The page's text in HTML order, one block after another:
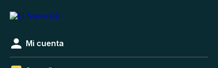
Mi cuenta